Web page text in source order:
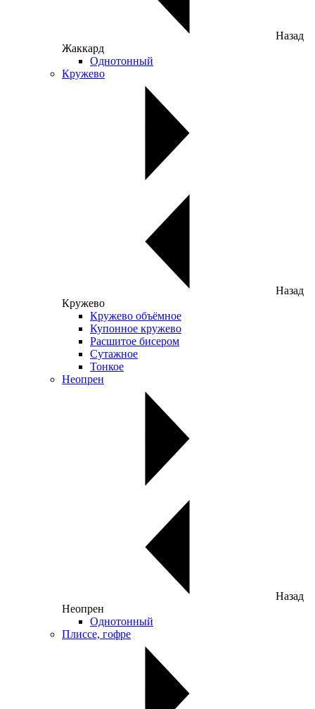
Назад
Жаккард
Однотонный
Кружево
Назад
Кружево
Кружево объёмное
Купонное кружево
Расшитое бисером
Сутажное
Тонкое
Неопрен
Назад
Неопрен
Однотонный
Плиссе, гофре